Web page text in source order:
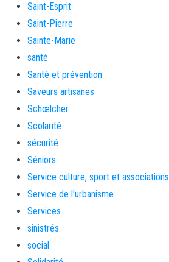
Saint-Esprit
Saint-Pierre
Sainte-Marie
santé
Santé et prévention
Saveurs artisanes
Schœlcher
Scolarité
sécurité
Séniors
Service culture, sport et associations
Service de l'urbanisme
Services
sinistrés
social